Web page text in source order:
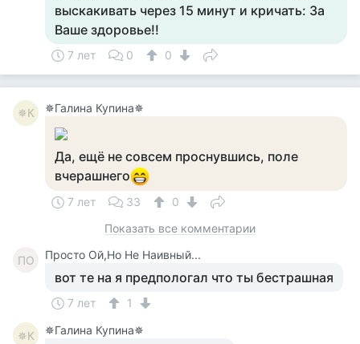
выскакивать через 15 минут и кричать: За
Ваше здоровье!!
7 лет 0 0
✵К ✵Галина Купина✵
Да, ещё не совсем проснувшись, поле
вчерашнего
7 лет 33
0
Показать все комментарии
ПО Просто Ой,Но Не Наивный...
вот те на я предпологал что ты бестрашная
7 лет 1
✵К ✵Галина Купина✵